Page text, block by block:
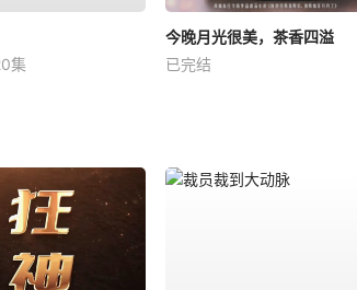
集
今晚月光很美，茶香四溢
已完结